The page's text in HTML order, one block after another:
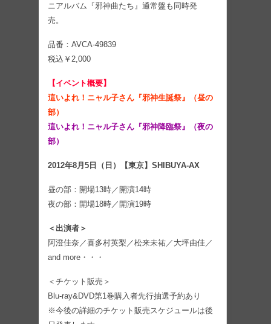
ニアルバム『邪神曲たち』通常盤も同時発
売。
品番：AVCA-49839
税込￥2,000
【イベント概要】
這いよれ！ニャル子さん『邪神生誕祭』（昼の
部）
這いよれ！ニャル子さん『邪神降臨祭』（夜の
部）
2012年8月5日（日）【東京】SHIBUYA-AX
昼の部：開場13時／開演14時
夜の部：開場18時／開演19時
＜出演者＞
阿澄佳奈／喜多村英梨／松来未祐／大坪由佳／
and more・・・
＜チケット販売＞
Blu-ray&DVD第1巻購入者先行抽選予約あり
※今後の詳細のチケット販売スケジュールは後